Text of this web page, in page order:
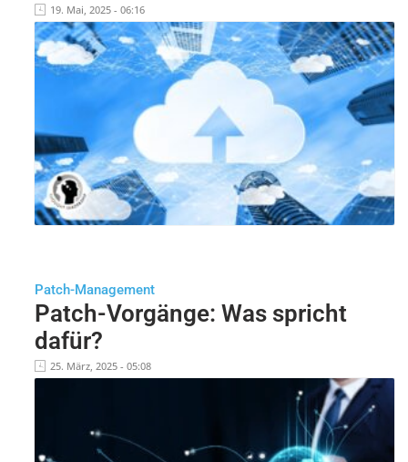
19. Mai, 2025 - 06:16
Patch-Management
Patch-Vorgänge: Was spricht
dafür?
25. März, 2025 - 05:08